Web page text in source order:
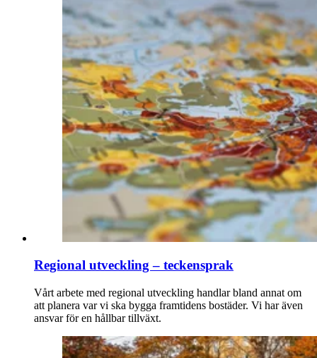
Regional utveckling – teckensprak
Vårt arbete med regional utveckling handlar bland annat om
att planera var vi ska bygga framtidens bostäder. Vi har även
ansvar för en hållbar tillväxt.